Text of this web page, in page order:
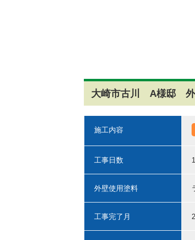
大崎市古川 A様邸 外
施工内容
工事日数
外壁使用塗料
工事完了月